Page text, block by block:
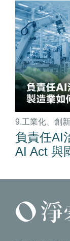
9.工業化、創
負責任AI
AI Act 與